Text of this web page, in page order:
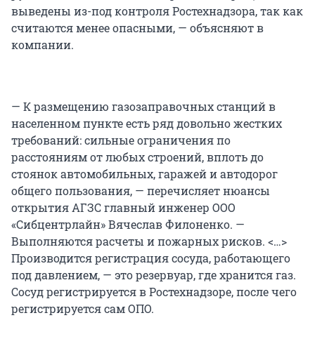
выведены из-под контроля Ростехнадзора, так как
считаются менее опасными, — объясняют в
компании.
— К размещению газозаправочных станций в
населенном пункте есть ряд довольно жестких
требований: сильные ограничения по
расстояниям от любых строений, вплоть до
стоянок автомобильных, гаражей и автодорог
общего пользования, — перечисляет нюансы
открытия АГЗС главный инженер ООО
«Сибцентрлайн» Вячеслав Филоненко. —
Выполняются расчеты и пожарных рисков. <…>
Производится регистрация сосуда, работающего
под давлением, — это резервуар, где хранится газ.
Сосуд регистрируется в Ростехнадзоре, после чего
регистрируется сам ОПО.